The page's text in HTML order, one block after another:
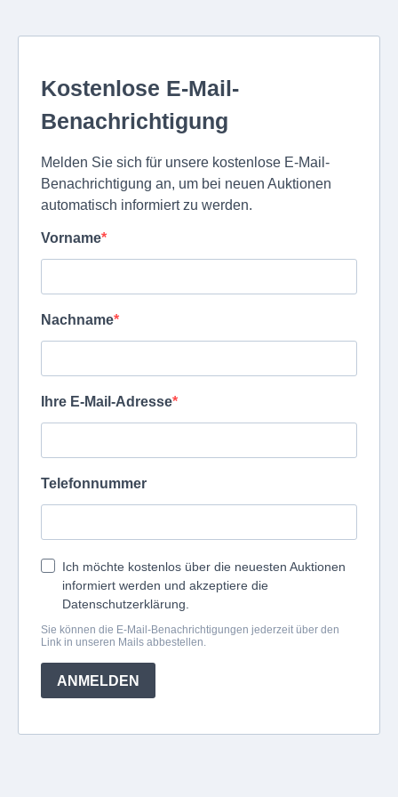
Kostenlose E-Mail-
Benachrichtigung
Melden Sie sich für unsere kostenlose E-Mail-
Benachrichtigung an, um bei neuen Auktionen
automatisch informiert zu werden.
Vorname
Nachname
Ihre E-Mail-Adresse
Telefonnummer
Ich möchte kostenlos über die neuesten Auktionen
informiert werden und akzeptiere die
Datenschutzerklärung.
Sie können die E-Mail-Benachrichtigungen jederzeit über den
Link in unseren Mails abbestellen.
ANMELDEN